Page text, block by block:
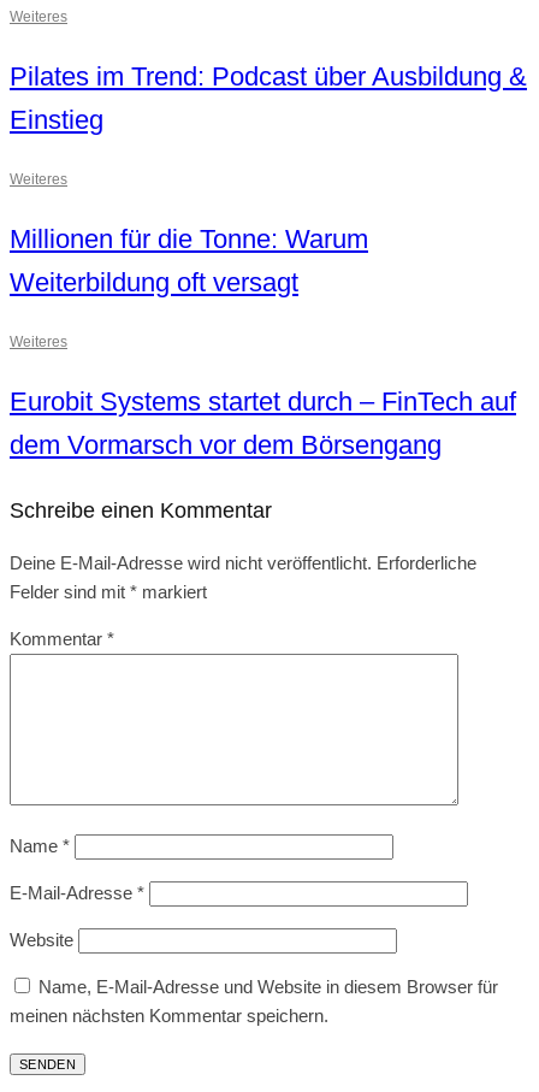
Weiteres
Pilates im Trend: Podcast über Ausbildung &
Einstieg
Weiteres
Millionen für die Tonne: Warum
Weiterbildung oft versagt
Weiteres
Eurobit Systems startet durch – FinTech auf
dem Vormarsch vor dem Börsengang
Schreibe einen Kommentar
Deine E-Mail-Adresse wird nicht veröffentlicht. Erforderliche
Felder sind mit * markiert
Kommentar *
Name *
E-Mail-Adresse *
Website
Name, E-Mail-Adresse und Website in diesem Browser für
meinen nächsten Kommentar speichern.